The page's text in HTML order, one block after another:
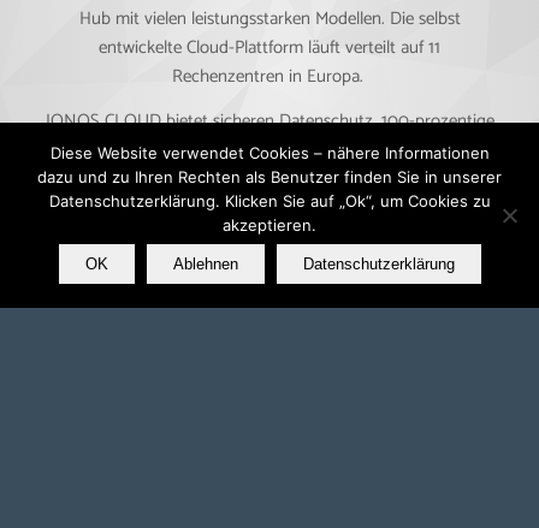
Hub mit vielen leistungsstarken Modellen. Die selbst
entwickelte Cloud-Plattform läuft verteilt auf 11
Rechenzentren in Europa.
IONOS CLOUD bietet sicheren Datenschutz, 100-prozentige
DSGVO-Konformität und wird regelmäßig staatlich geprüft
und zertifiziert. Mit Hauptsitz in Deutschland betreibt IONOS
CLOUD alle Dienste unter deutscher Jurisdiktion. Somit sind
digitale Souveränität und maximale Rechtssicherheit
vollständig gewährleistet.
Diese Website verwendet Cookies – nähere Informationen
dazu und zu Ihren Rechten als Benutzer finden Sie in unserer
Datenschutzerklärung. Klicken Sie auf „Ok“, um Cookies zu
akzeptieren.
OK Ablehnen Datenschutzerklärung